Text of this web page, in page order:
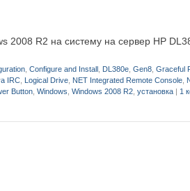
2008 R2 на систему на сервер HP
Configure and Install DL380e Gen8 Graceful
IRC Logical Drive NET Integrated Remote Console
Button Windows Windows 2008 R2 установка | 1